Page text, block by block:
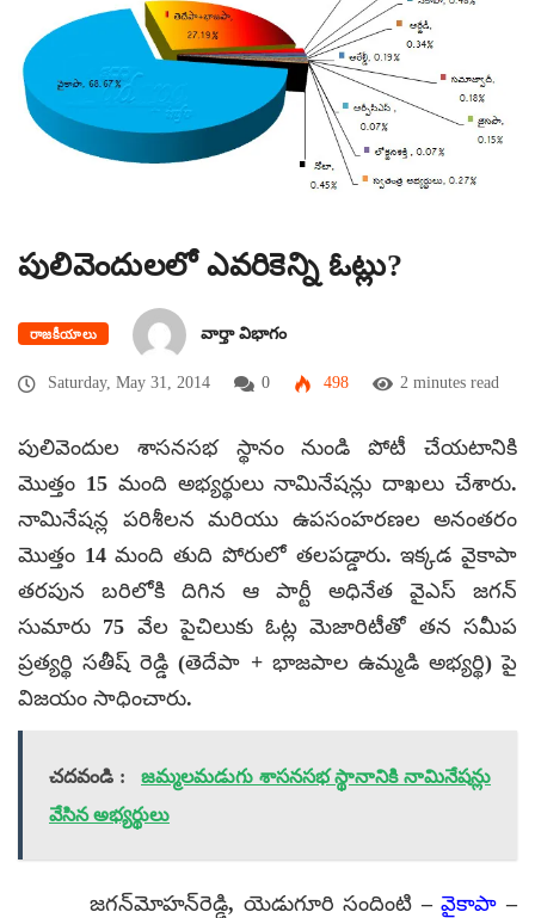
పులివెందులలో ఎవరికెన్ని ఓట్లు?
రాజకీయాలు వార్తా విభాగం
Saturday, May 31, 2014 0 498 2 minutes read
పులివెందుల శాసనసభ స్థానం నుండి పోటీ చేయటానికి
మొత్తం 15 మంది అభ్యర్థులు నామినేషన్లు దాఖలు చేశారు.
నామినేషన్ల పరిశీలన మరియు ఉపసంహరణల అనంతరం
మొత్తం 14 మంది తుది పోరులో తలపడ్డారు. ఇక్కడ వైకాపా
తరపున బరిలోకి దిగిన ఆ పార్టీ అధినేత వైఎస్ జగన్
సుమారు 75 వేల పైచిలుకు ఓట్ల మెజారిటీతో తన సమీప
ప్రత్యర్థి సతీష్ రెడ్డి (తెదేపా + భాజపాల ఉమ్మడి అభ్యర్థి) పై
విజయం సాధించారు.
చదవండి :
జమ్మలమడుగు శాసనసభ స్థానానికి నామినేషన్లు
వేసిన అభ్యర్థులు
జగన్‌మోహన్‌రెడ్డి, యెడుగూరి సందింటి –వైకాపా –